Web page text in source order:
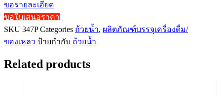
ขอรายละเอียด
ขอใบเสนอราคา
SKU 347PCategories ถ้วยน้ำ, ผลิตภัณฑ์บรรจุเครื่องดื่ม/
ของเหลว ป้ายกำกับ ถ้วยน้ำ
Related products